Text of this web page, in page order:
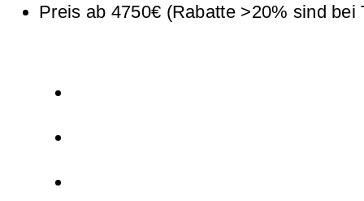
Preis ab 4750€ (Rabatte >20% sind bei